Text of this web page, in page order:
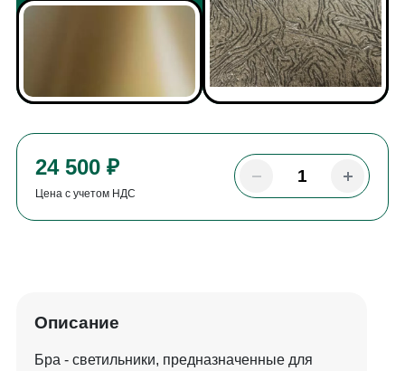
24 500 ₽
Цена с учетом НДС
Описание
Бра - светильники, предназначенные для